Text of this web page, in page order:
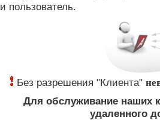
и пользователь.
Без разрешения "Клиента"
Для обслуживание наших
удаленного